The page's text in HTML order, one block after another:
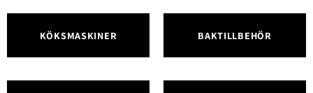
KÖKSMASKINER BAKTILLBEHÖR